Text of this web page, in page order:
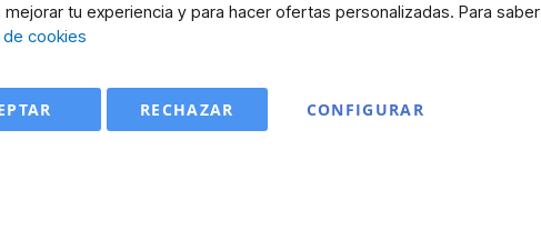
tu experiencia y para hacer ofertas personalizadas. Para saber
de cookies
CONFIGURAR
RECHAZAR